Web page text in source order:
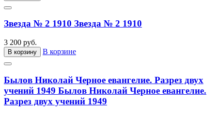
Звезда № 2 1910 Звезда № 2 1910
3 200 руб.
В корзину В корзине
Былов Николай Черное евангелие. Разрез двух
учений 1949 Былов Николай Черное евангелие.
Разрез двух учений 1949